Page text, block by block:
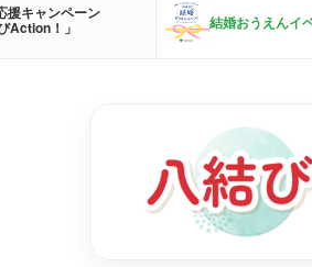
援キャンペーン
Action！」 結婚おうえんイ